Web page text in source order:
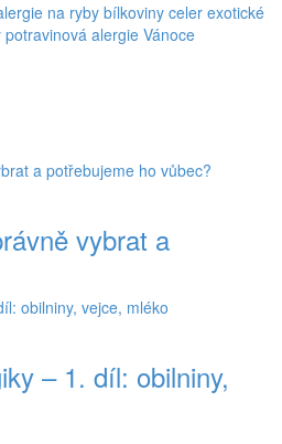
na ryby bílkoviny celer exotické
potravinová alergie Vánoce
vybrat a
– 1. díl: obilniny,